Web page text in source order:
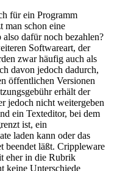
für ein Programm
man schon eine
dafür noch bezahlen?
Softwareart, der
zwar häufig auch als
davon jedoch dadurch,
öffentlichen Versionen
erhält der
jedoch nicht weitergeben
ein Texteditor, bei dem
ist, ein
laden kann oder das
beendet läßt. Crippleware
eher in die Rubrik
keine Unterschiede